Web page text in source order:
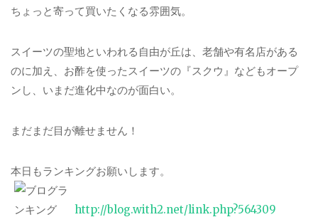
ちょっと寄って買いたくなる雰囲気。
スイーツの聖地といわれる自由が丘は、老舗や有名店がある
のに加え、お酢を使ったスイーツの『スクウ』などもオープ
ンし、いまだ進化中なのが面白い。
まだまだ目が離せません！
本日もランキングお願いします。
http://blog.with2.net/link.php?564309